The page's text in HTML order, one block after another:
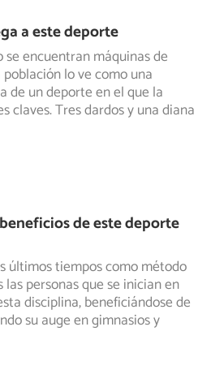
a este deporte
se encuentran máquinas de
lo ve como una
de un deporte en el que la
claves. Tres dardos y una diana
de este deporte
últimos tiempos como método
personas que se inician en
disciplina, beneficiándose de
su auge en gimnasios y